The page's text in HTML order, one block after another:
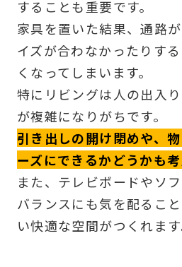
することも重要です。
家具を置いた結果、通路
イズが合わなかったりす
くなってしまいます。
特にリビングは人の出入
が複雑になりがちです。
引き出しの開け閉めや、
ーズにできるかどうかも考
また、テレビボードやソ
バランスにも気を配るこ
い快適な空間がつくれます